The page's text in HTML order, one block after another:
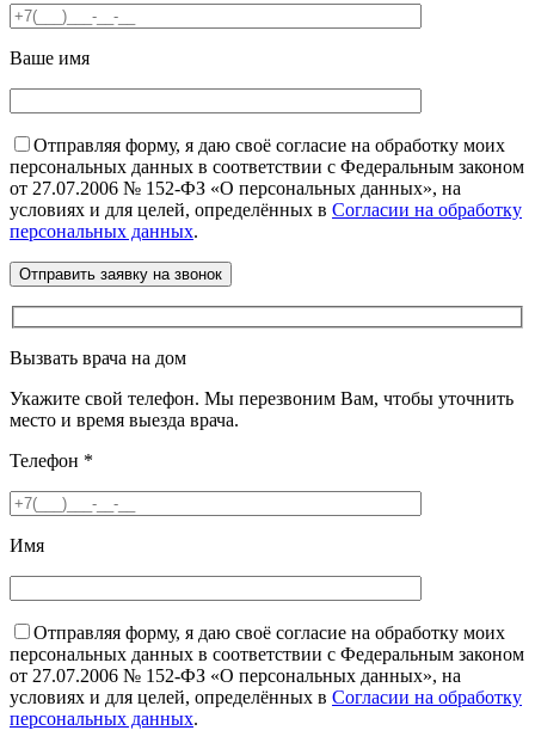
Ваше имя
Отправляя форму, я даю своё согласие на обработку моих
персональных данных в соответствии с Федеральным законом
от 27.07.2006 № 152-ФЗ «О персональных данных», на
условиях и для целей, определённых в Согласии на обработку
персональных данных.
Вызвать врача на дом
Укажите свой телефон. Мы перезвоним Вам, чтобы уточнить
место и время выезда врача.
Телефон *
Имя
Отправляя форму, я даю своё согласие на обработку моих
персональных данных в соответствии с Федеральным законом
от 27.07.2006 № 152-ФЗ «О персональных данных», на
условиях и для целей, определённых в Согласии на обработку
персональных данных.